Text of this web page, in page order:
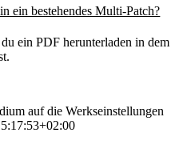
ein bestehendes Multi-Patch?
ein PDF herunterladen in dem
auf die Werkseinstellungen